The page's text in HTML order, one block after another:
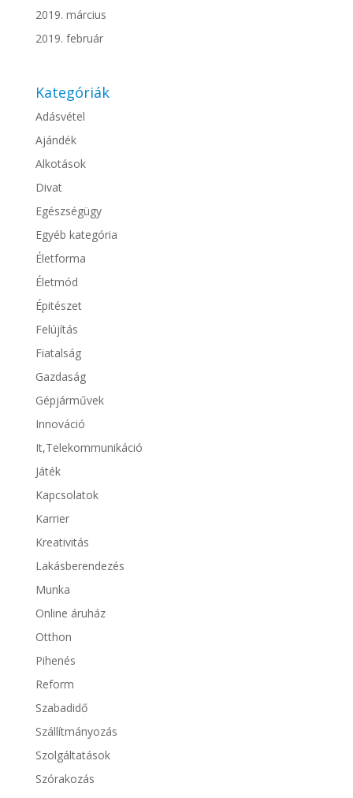
2019. március
2019. február
Kategóriák
Adásvétel
Ajándék
Alkotások
Divat
Egészségügy
Egyéb kategória
Életforma
Életmód
Épitészet
Felújítás
Fiatalság
Gazdaság
Gépjárművek
Innováció
It,Telekommunikáció
Játék
Kapcsolatok
Karrier
Kreativitás
Lakásberendezés
Munka
Online áruház
Otthon
Pihenés
Reform
Szabadidő
Szállítmányozás
Szolgáltatások
Szórakozás